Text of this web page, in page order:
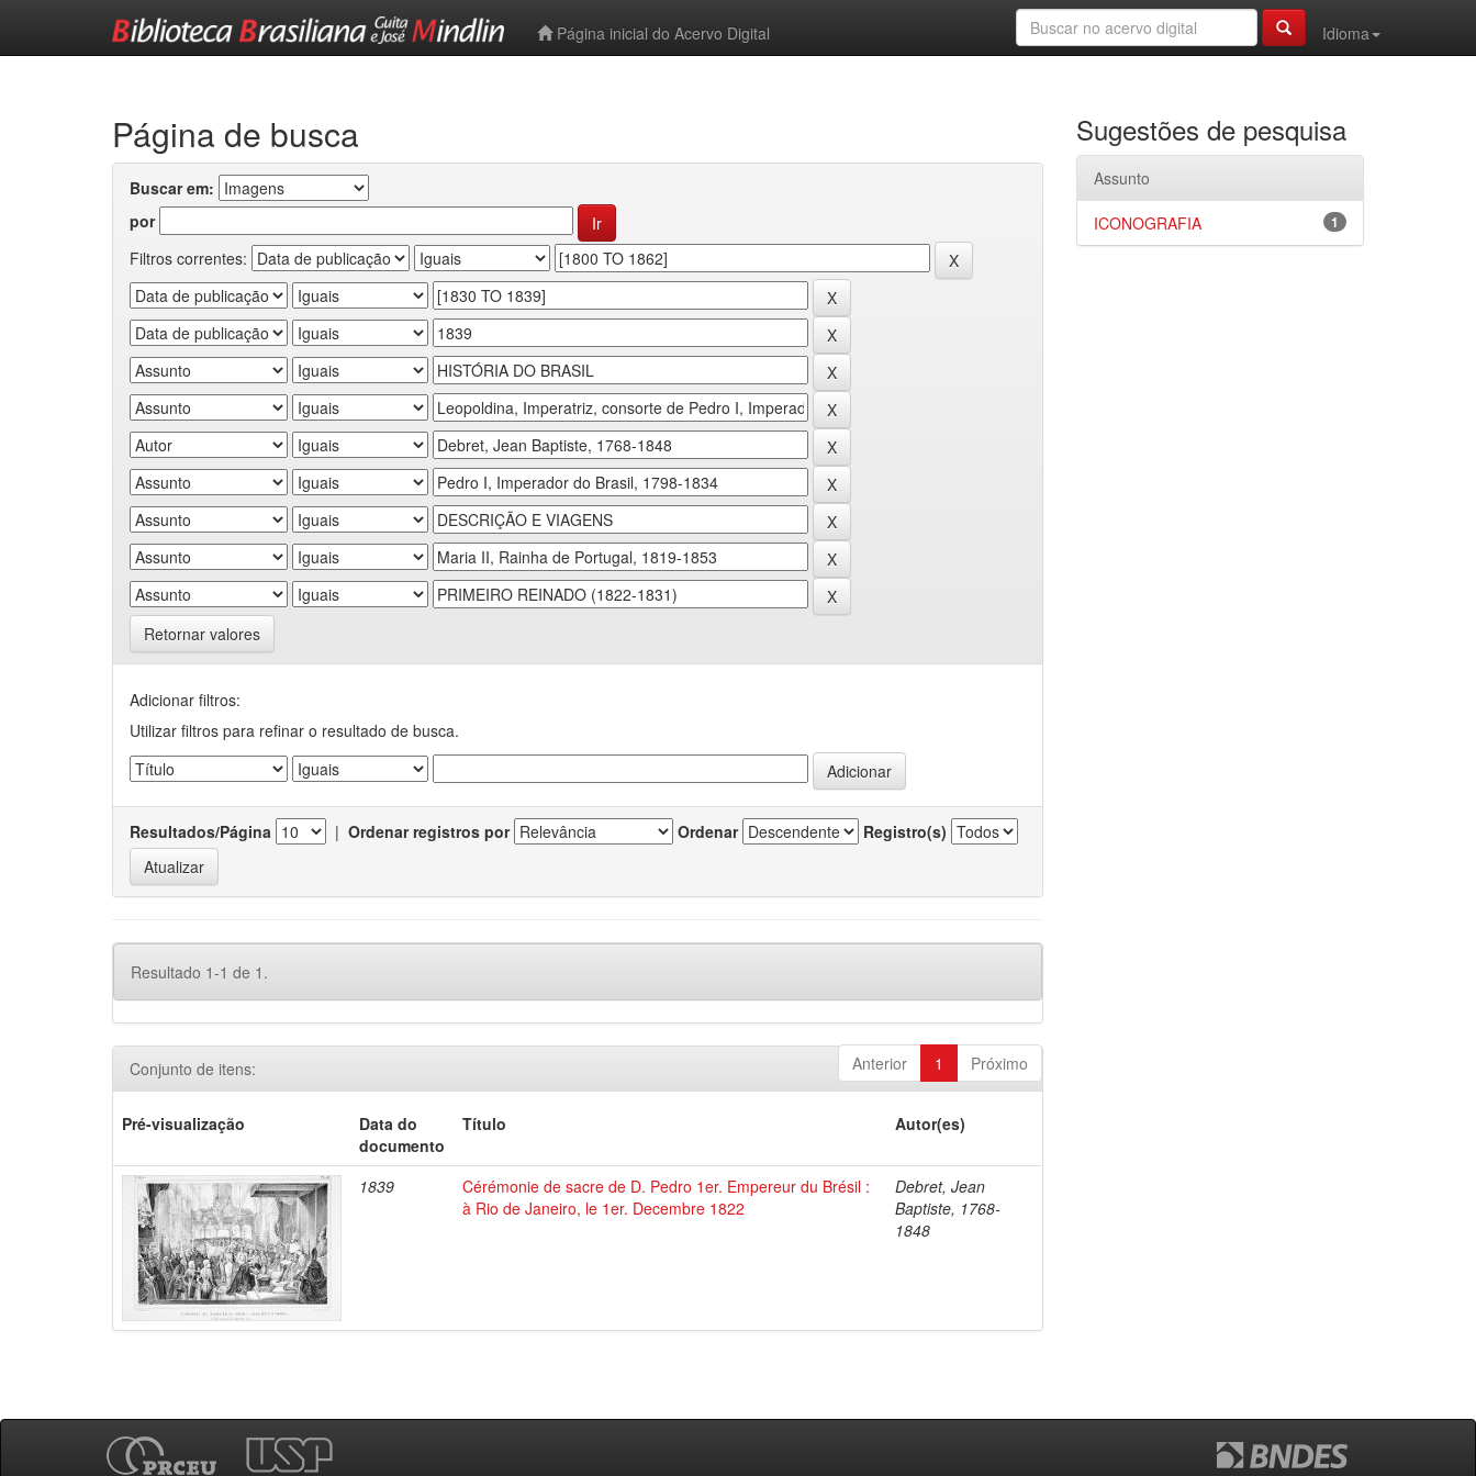
Página inicial do Acervo Digital
Idioma
Página de busca
Buscar em:
por
Filtros correntes:
Retornar valores
Adicionar filtros:
Utilizar filtros para refinar o resultado de busca.
Resultados/Página | Ordenar registros por Ordenar Registro(s)
Resultado 1-1 de 1.
Anterior 1 Próximo
Conjunto de itens:
Pré-visualização
Data do
documento
Título Autor(es)
1839
Cérémonie de sacre de D. Pedro 1er. Empereur du Brésil :
à Rio de Janeiro, le 1er. Decembre 1822
Debret, Jean
Baptiste, 1768-
1848
Sugestões de pesquisa
Assunto
1
ICONOGRAFIA